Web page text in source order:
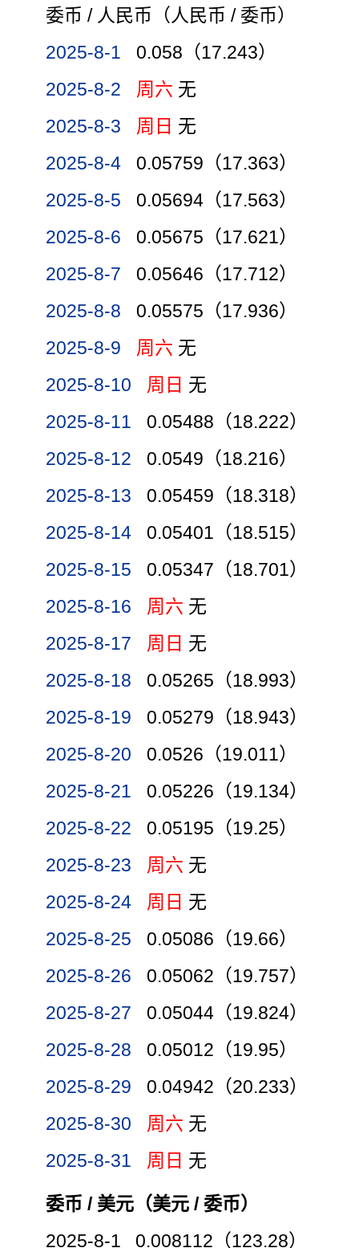
委币 / 人民币（人民币 / 委币）
2025-8-1
0.058（17.243）
2025-8-2
周六 无
2025-8-3
周日 无
2025-8-4
0.05759（17.363）
2025-8-5
0.05694（17.563）
2025-8-6
0.05675（17.621）
2025-8-7
0.05646（17.712）
2025-8-8
0.05575（17.936）
2025-8-9
周六 无
2025-8-10
周日 无
2025-8-11
0.05488（18.222）
2025-8-12
0.0549（18.216）
2025-8-13
0.05459（18.318）
2025-8-14
0.05401（18.515）
2025-8-15
0.05347（18.701）
2025-8-16
周六 无
2025-8-17
周日 无
2025-8-18
0.05265（18.993）
2025-8-19
0.05279（18.943）
2025-8-20
0.0526（19.011）
2025-8-21
0.05226（19.134）
2025-8-22
0.05195（19.25）
2025-8-23
周六 无
2025-8-24
周日 无
2025-8-25
0.05086（19.66）
2025-8-26
0.05062（19.757）
2025-8-27
0.05044（19.824）
2025-8-28
0.05012（19.95）
2025-8-29
0.04942（20.233）
2025-8-30
周六 无
2025-8-31
周日 无
委币 / 美元（美元 / 委币）
2025-8-1 0.008112（123.28）